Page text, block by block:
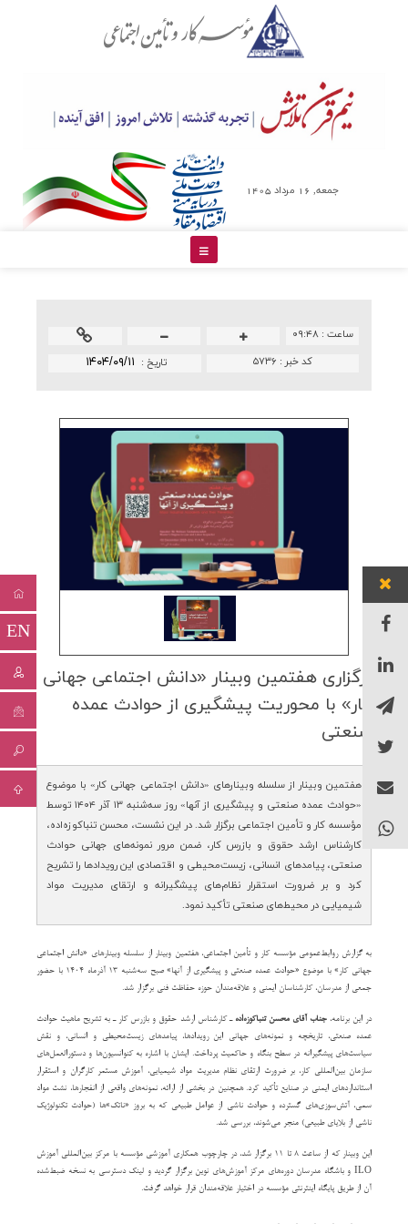
جمعه, 16 مرداد 1405
EN
ساعت :۰۹:۴۸
تاريخ : ۱۴۰۴/۰۹/۱۱ کد خبر : ۵۷۳۶
برگزاری هفتمین وبینار «دانش اجتماعی جهانی
كار» با محوریت پیشگیری از حوادث عمده
صنعتی
هفتمین وبینار از سلسله‌ وبینارهای «دانش اجتماعی جهانی کار» با موضوع
«حوادث عمده صنعتی و پیشگیری از آنها» روز سه‌شنبه ۱۳ آذر ۱۴۰۴ توسط
مؤسسه کار و تأمین اجتماعی برگزار شد. در این نشست، محسن تنباکوزه‌اده،
کارشناس ارشد حقوق و بازرس کار، ضمن مرور نمونه‌های جهانی حوادث
صنعتی، پیامدهای انسانی، زیست‌محیطی و اقتصادی این رویدادها را تشریح
کرد و بر ضرورت استقرار نظام‌های پیشگیرانه و ارتقای مدیریت مواد
شیمیایی در محیط‌های صنعتی تأکید نمود.
به گزارش روابط‌عمومی مؤسسه کار و تأمین اجتماعی، هفتمین وبینار از سلسله‌ وبینارهای «دانش اجتماعی
جهانی کار» با موضوع «حوادث عمده صنعتی و پیشگیری از آنها» صبح سه‌شنبه ۱۳ آذرماه ۱۴۰۴ با حضور
جمعی از مدرسان، کارشناسان ایمنی و علاقه‌مندان حوزه حفاظت فنی برگزار شد.
در این برنامه،جناب آقای محسن تنباکوزه‌اده ـ کارشناس ارشد حقوق و بازرس کار ـ به تشریح ماهیت حوادث
عمده صنعتی، تاریخچه و نمونه‌های جهانی این رویدادها، پیامدهای زیست‌محیطی و انسانی، و نقش
سیاست‌های پیشگیرانه در سطح بنگاه و حاکمیت پرداخت. ایشان با اشاره به کنوانسیون‌ها و دستورالعمل‌های
سازمان بین‌المللی کار، بر ضرورت ارتقای نظام مدیریت مواد شیمیایی، آموزش مستمر کارگران و استقرار
استانداردهای ایمنی در صنایع تأکید کرد. همچنین در بخشی از ارائه، نمونه‌های واقعی از انفجارها، نشت مواد
سمی، آتش‌سوزی‌های گسترده و حوادث ناشی از عوامل طبیعی که به بروز «ناتک»‌ها (حوادث تکنولوژیک
ناشی از بلایای طبیعی) منجر می‌شوند، بررسی شد.
این وبینار که از ساعت ۸ تا ۱۱ برگزار شد، در چارچوب همکاری آموزشی مؤسسه با مرکز بین‌المللی آموزش
ILO و باشگاه مدرسان دوره‌های مرکز آموزش‌های نوین برگزار گردید و لینک دسترسی به نسخه ضبط‌شده
آن از طریق پایگاه اینترنتی مؤسسه در اختیار علاقه‌مندان قرار خواهد گرفت.